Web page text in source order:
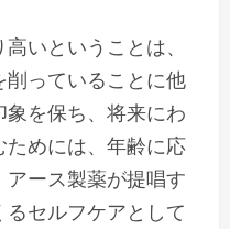
いということは、
っていることに他
を保ち、将来にわ
めには、年齢に応
アース製薬が提唱す
セルフケアとして